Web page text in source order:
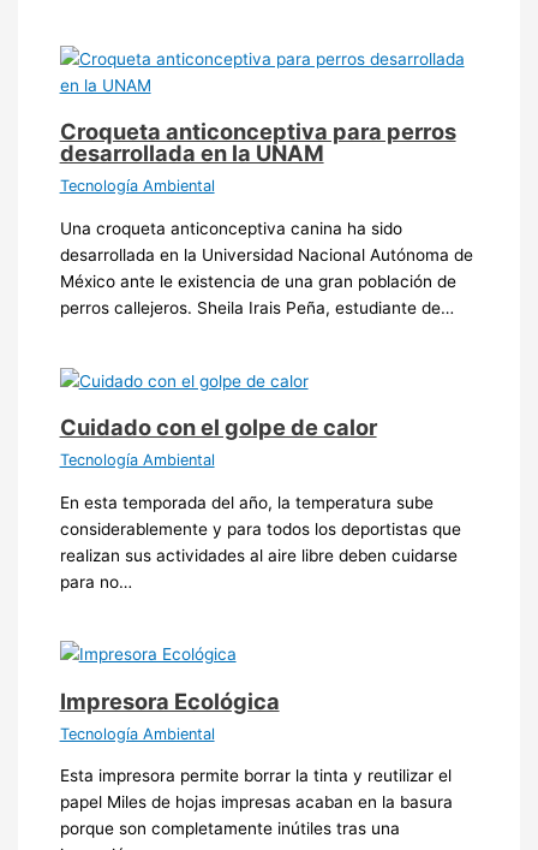
Croqueta anticonceptiva para perros
desarrollada en la UNAM
Tecnología Ambiental
Una croqueta anticonceptiva canina ha sido
desarrollada en la Universidad Nacional Autónoma de
México ante le existencia de una gran población de
perros callejeros. Sheila Irais Peña, estudiante de…
Cuidado con el golpe de calor
Tecnología Ambiental
En esta temporada del año, la temperatura sube
considerablemente y para todos los deportistas que
realizan sus actividades al aire libre deben cuidarse
para no…
Impresora Ecológica
Tecnología Ambiental
Esta impresora permite borrar la tinta y reutilizar el
papel Miles de hojas impresas acaban en la basura
porque son completamente inútiles tras una